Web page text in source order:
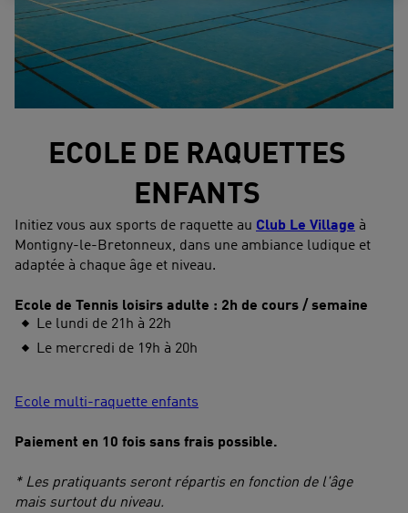
ECOLE DE RAQUETTES
ENFANTS
Initiez vous aux sports de raquette au Club Le Village à
Montigny-le-Bretonneux, dans une ambiance ludique et
adaptée à chaque âge et niveau.
Ecole de Tennis loisirs adulte : 2h de cours / semaine
Le lundi de 21h à 22h
Le mercredi de 19h à 20h
Ecole multi-raquette enfants
Paiement en 10 fois sans frais possible.
* Les pratiquants seront répartis en fonction de l'âge
mais surtout du niveau.